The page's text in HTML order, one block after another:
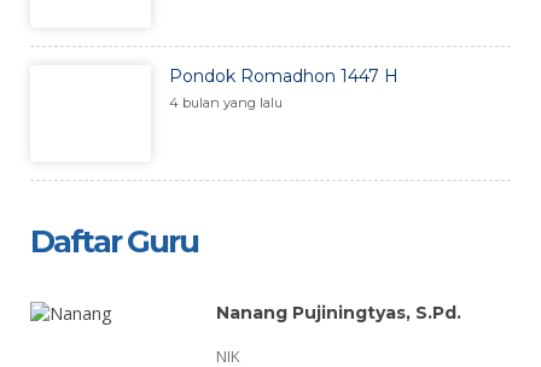
Pondok Romadhon 1447 H
4 bulan yang lalu
Daftar Guru
Nanang Pujiningtyas, S.Pd.
NIK